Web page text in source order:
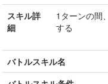
スキル詳
細
1ターンの間
する
バトルスキル名